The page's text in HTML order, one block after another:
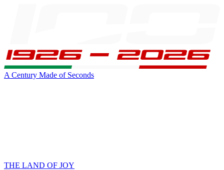
A Century Made of Seconds
THE LAND OF JOY